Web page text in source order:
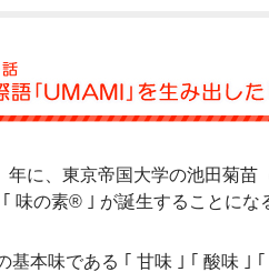
年に、東京帝国大学の池田菊
味の素® ｣ が誕生することにな
基本味である ｢ 甘味 ｣ ｢ 酸味 ｣